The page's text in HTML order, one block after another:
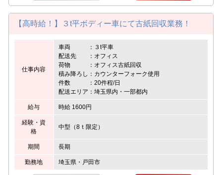
【高時給！】３t平ボディー車にて古紙回収業務！
仕事内容
車両 ：３t平車
配送先 ：オフィス
荷物 ：オフィス古紙回収
積み降ろし：カウンターフォーク使用
件数 ：20件程/日
配送エリア：埼玉県内・一部都内
給与 時給 1600円
経験・資
格
中型（8ｔ限定）
期間 長期
勤務地 埼玉県・戸田市